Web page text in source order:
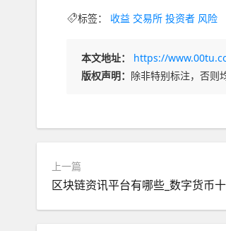
标签： 收益 交易所 投资者 风险
本文地址：
https://
版权声明： 除非特别标注，否则
上一篇
区块链资讯平台有哪些_数字货币